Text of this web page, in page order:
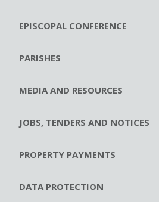
EPISCOPAL CONFERENCE
PARISHES
MEDIA AND RESOURCES
JOBS, TENDERS AND NOTICES
PROPERTY PAYMENTS
DATA PROTECTION